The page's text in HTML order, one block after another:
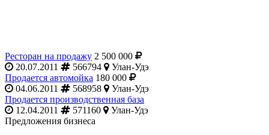
Ресторан на продажу 2 500 000
20.07.2011
566794
Улан-Удэ
Продается автомойка 180 000
04.06.2011
568958
Улан-Удэ
Продается производственная база
12.04.2011
571160
Улан-Удэ
Предложения бизнеса